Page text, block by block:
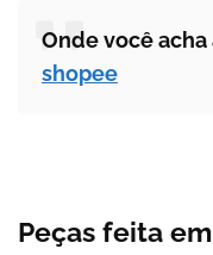
Onde você
shopee
Peças feita